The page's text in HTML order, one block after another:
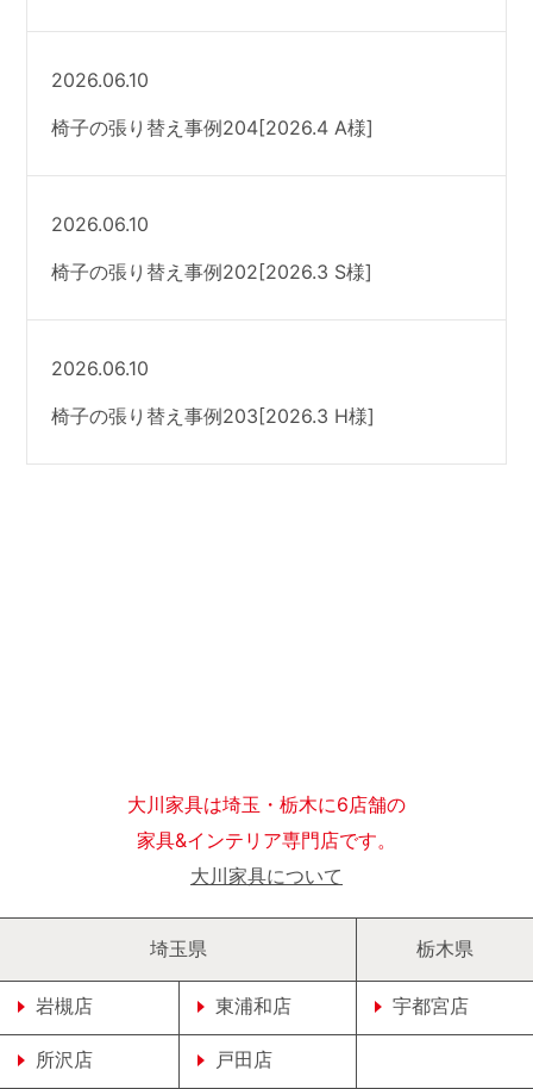
2026.06.10
椅子の張り替え事例204[2026.4 A様]
2026.06.10
椅子の張り替え事例202[2026.3 S様]
2026.06.10
椅子の張り替え事例203[2026.3 H様]
大川家具は埼玉・栃木に6店舗の
家具&インテリア専門店です。
大川家具について
埼玉県
岩槻店 東浦和店
所沢店 戸田店
栃木県
宇都宮店